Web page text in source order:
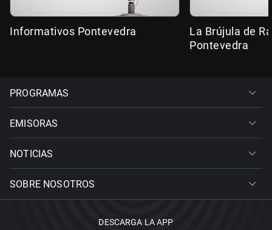
Informativos Pontevedra
La Brújula de
Pontevedra
PROGRAMAS
EMISORAS
NOTICIAS
SOBRE NOSOTROS
DESCARGA LA APP